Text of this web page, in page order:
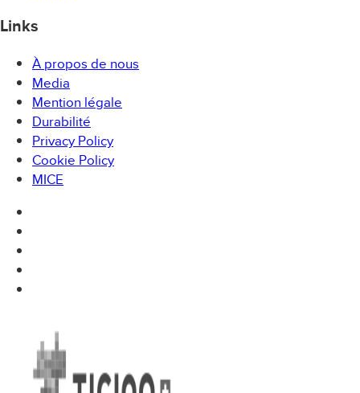
Links
À propos de nous
Media
Mention légale
Durabilité
Privacy Policy
Cookie Policy
MICE